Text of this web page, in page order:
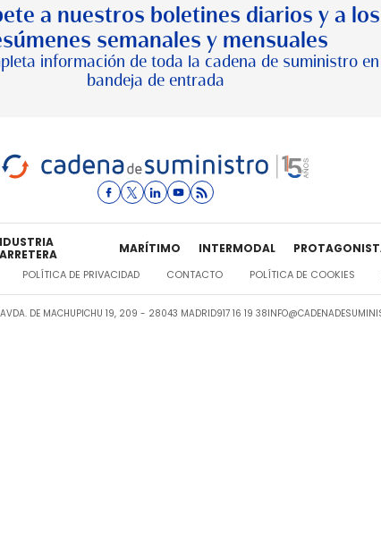
a nuestros boletines diarios y a los
semanales y mensuales
información de toda la cadena de suministro
bandeja de entrada
MARÍTIMO INTERMODAL
POLÍTICA DE PRIVACIDAD CONTACTO POLÍTICA DE COOKIES
AVDA. DE MACHUPICHU 19, 209 - 28043 MADRID917 16 19 38